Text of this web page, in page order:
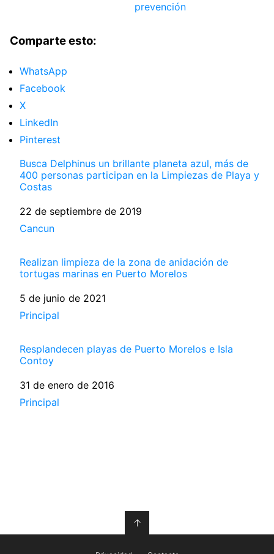
prevención
Comparte esto:
WhatsApp
Facebook
X
LinkedIn
Pinterest
Busca Delphinus un brillante planeta azul, más de
400 personas participan en la Limpiezas de Playa y
Costas
Fecha
22 de septiembre de 2019
Respecto a
Cancun
Realizan limpieza de la zona de anidación de
tortugas marinas en Puerto Morelos
Fecha
5 de junio de 2021
Respecto a
Principal
Resplandecen playas de Puerto Morelos e Isla
Contoy
Fecha
31 de enero de 2016
Respecto a
Principal
↑